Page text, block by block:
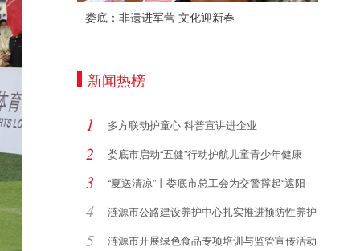
娄底：非遗进军营 文化迎新春
新闻热榜
1 多方联动护童心 科普宣讲进企业
2 娄底市启动“五健”行动护航儿童青少年健康
3 “夏送清凉”丨娄底市总工会为交警撑起“遮阳
4
涟源市公路建设养护中心扎实推进预防性养护
5 涟源市开展绿色食品专项培训与监管宣传活动